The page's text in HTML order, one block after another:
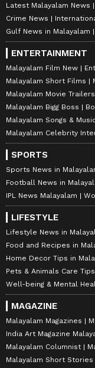
Latest Malayalam News
Crime News
Gulf News in Malayalam
ENTERTAINMENT
Malayalam Film New
Malayalam Short Films
Malayalam Movie Trailers
Malayalam Bigg Boss
Malayalam Songs &
Malayalam Celebrity
SPORTS
Sports News in
Football News in
IPL News Malayalam
LIFESTYLE
Lifestyle News in
Food and Recipes in
Home Decor Tips in
Pets & Animals Care Tips
Well-being & Mental
MAGAZINE
Malayalam Magazines
India Art Magazine
Malayalam Columnist
Malayalam Short Stories